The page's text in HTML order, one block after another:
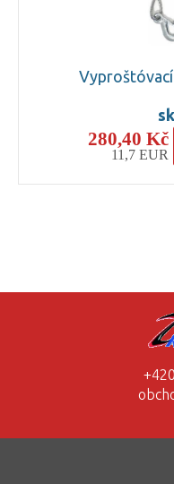
280,40 Kč
11,7 EUR